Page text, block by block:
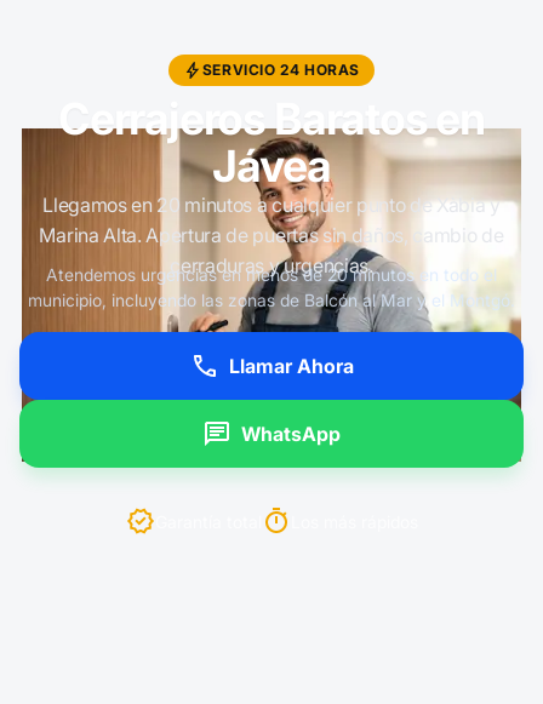
SERVICIO 24 HORAS
Cerrajeros Baratos en
Jávea
Llegamos en 20 minutos a cualquier punto de Xàbia y
Marina Alta. Apertura de puertas sin daños, cambio de
cerraduras y urgencias.
Atendemos urgencias en menos de 20 minutos en todo el
municipio, incluyendo las zonas de Balcón al Mar y el Montgó.
Llamar Ahora
WhatsApp